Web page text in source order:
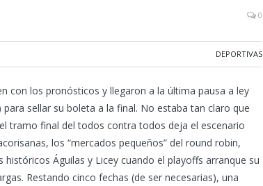
0
DEPORTIVAS
con los pronósticos y llegaron a la última pausa a ley
sellar su boleta a la final. No estaba tan claro que
tramo final del todos contra todos deja el escenario
los “mercados pequeños” del round robin,
Águilas y Licey cuando el playoffs arranque su
Restando cinco fechas (de ser necesarias), una